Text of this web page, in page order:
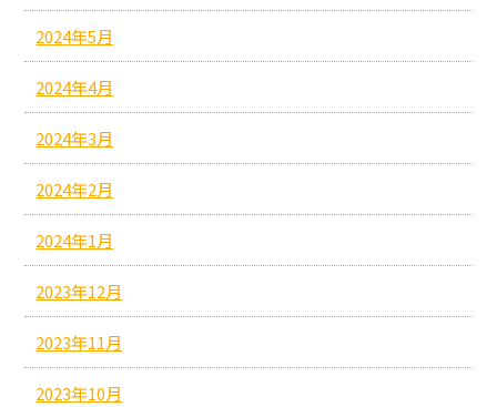
2024年5月
2024年4月
2024年3月
2024年2月
2024年1月
2023年12月
2023年11月
2023年10月